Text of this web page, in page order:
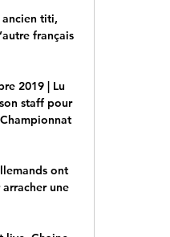
ancien titi,
français
2019 | Lu
staff pour
ont
une